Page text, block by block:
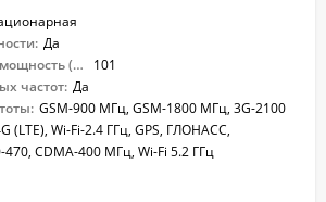
Да
Общая выходная мощность (Вт):
101
частот: Да
GSM-900 МГц, GSM-1800 МГц, 3G-2100
(LTE), Wi-Fi-2.4 ГГц, GPS, ГЛОНАСС,
470, CDMA-400 МГц, Wi-Fi 5.2 ГГц